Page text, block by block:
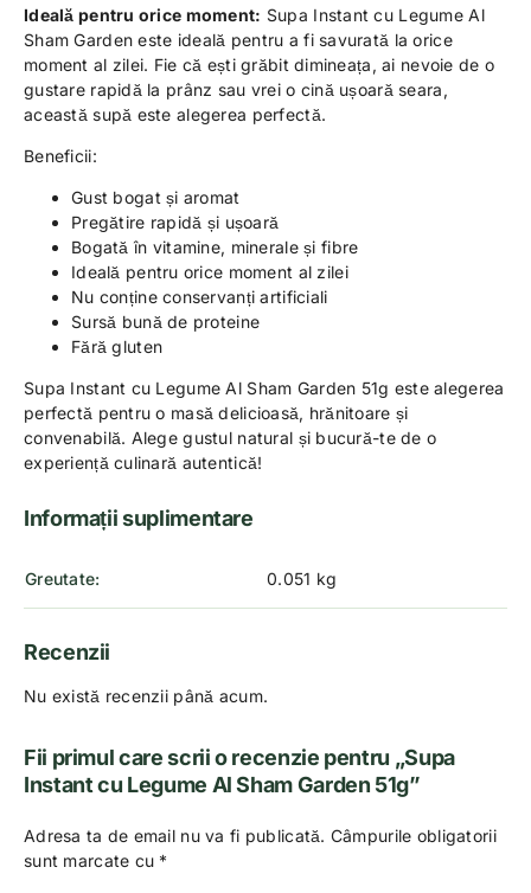
Ideală pentru orice moment: Supa Instant cu Legume Al
Sham Garden este ideală pentru a fi savurată la orice
moment al zilei. Fie că ești grăbit dimineața, ai nevoie de o
gustare rapidă la prânz sau vrei o cină ușoară seara,
această supă este alegerea perfectă.
Beneficii:
Gust bogat și aromat
Pregătire rapidă și ușoară
Bogată în vitamine, minerale și fibre
Ideală pentru orice moment al zilei
Nu conține conservanți artificiali
Sursă bună de proteine
Fără gluten
Supa Instant cu Legume Al Sham Garden 51g este alegerea
perfectă pentru o masă delicioasă, hrănitoare și
convenabilă. Alege gustul natural și bucură-te de o
experiență culinară autentică!
Informații suplimentare
Greutate 0.051 kg
Recenzii
Nu există recenzii până acum.
Fii primul care scrii o recenzie pentru „Supa
Instant cu Legume Al Sham Garden 51g”
Adresa ta de email nu va fi publicată. Câmpurile obligatorii
sunt marcate cu *